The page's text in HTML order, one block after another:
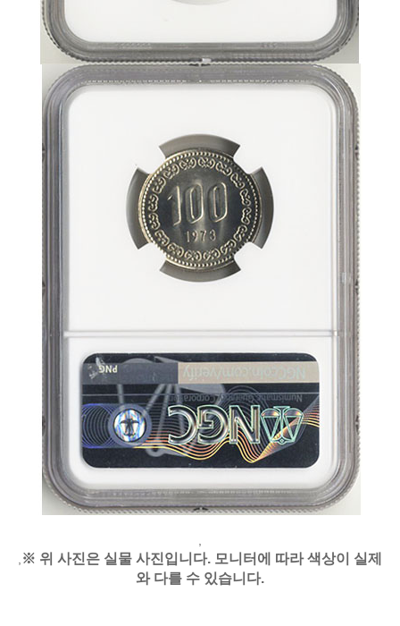
※ 위 사진은 실물 사진입니다. 모니터에 따라 색상이 실제
와 다를 수 있습니다.